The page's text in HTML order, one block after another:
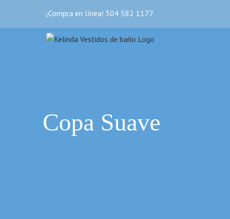
¡Compra en línea! 304 582 1177
Copa Suave